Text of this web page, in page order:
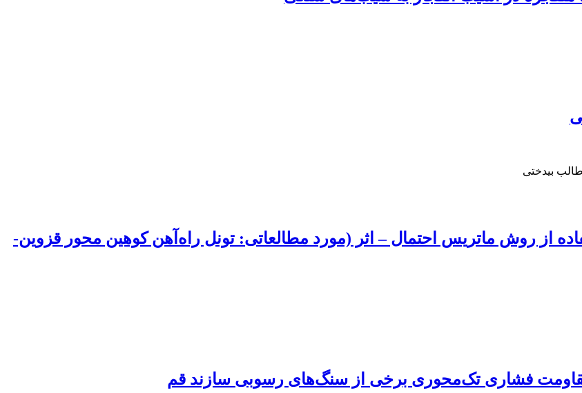
بیدختی
از روش‌ ماتریس احتمال – اثر (مورد مطالعاتی: تونل راه‌آهن کوهین محور قزوین-
مقاومت فشاری تک‌محوری برخی از سنگ‌های رسوبی سازند قم